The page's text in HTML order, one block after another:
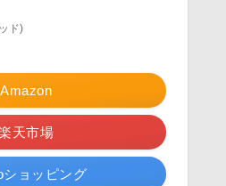
ド)
Amazon
天市場
ショッピング